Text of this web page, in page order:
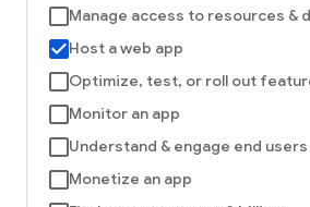
Manage access to resources &
Host a web app
Optimize, test, or roll out
Monitor an app
Understand & engage end users
Monetize an app